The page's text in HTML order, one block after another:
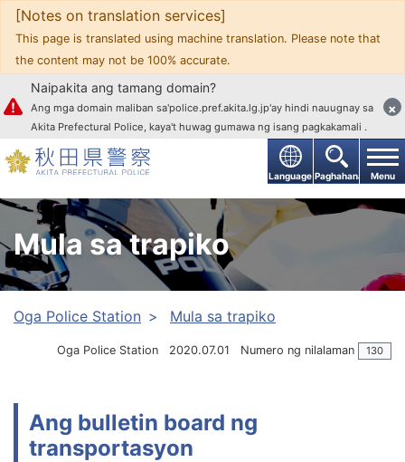
Upang mag-text
Language Paghahanap Menu
Naipakita ang tamang domain?
Ang mga domain maliban sa'police.pref.akita.lg.jp'ay hindi nauugnay sa
Akita Prefectural Police, kaya't huwag gumawa ng isang pagkakamali .
×
[Notes on translation services]
This page is translated using machine translation. Please note that
the content may not be 100% accurate.
Mula sa trapiko
Oga Police Station Mula sa trapiko
Oga Police Station 2020.07.01 Numero ng nilalaman 130
Ang bulletin board ng
transportasyon